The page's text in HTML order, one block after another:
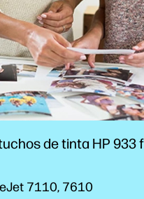
de tinta HP 933
7110, 7610